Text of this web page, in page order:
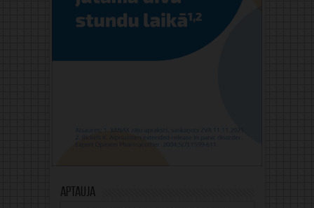
Aptauja